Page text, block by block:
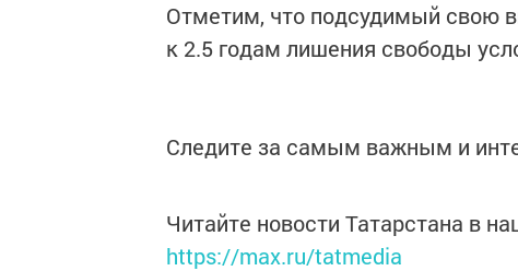
Отметим, что подсудимый свою
к 2.5 годам лишения свободы
Следите за самым важным и
Читайте новости Татарстана в
https://max.ru/tatmedia